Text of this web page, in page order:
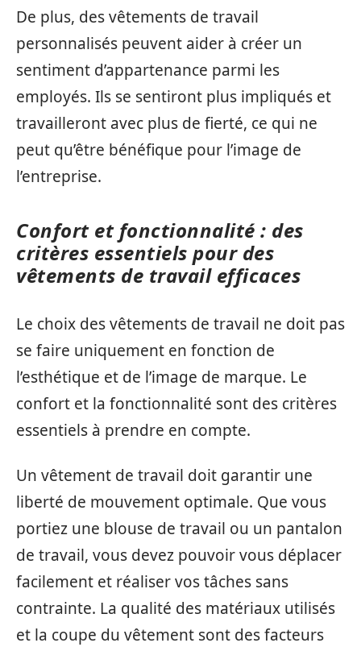
De plus, des vêtements de travail
personnalisés peuvent aider à créer un
sentiment d’appartenance parmi les
employés. Ils se sentiront plus impliqués et
travailleront avec plus de fierté, ce qui ne
peut qu’être bénéfique pour l’image de
l’entreprise.
Confort et fonctionnalité : des
critères essentiels pour des
vêtements de travail efficaces
Le choix des vêtements de travail ne doit pas
se faire uniquement en fonction de
l’esthétique et de l’image de marque. Le
confort et la fonctionnalité sont des critères
essentiels à prendre en compte.
Un vêtement de travail doit garantir une
liberté de mouvement optimale. Que vous
portiez une blouse de travail ou un pantalon
de travail, vous devez pouvoir vous déplacer
facilement et réaliser vos tâches sans
contrainte. La qualité des matériaux utilisés
et la coupe du vêtement sont des facteurs